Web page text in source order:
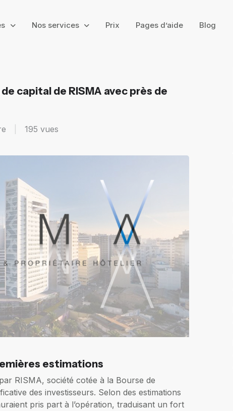
Nos services Prix Pages d’aide Blog
capital de RISMA avec près de
195 vues
estimations
RISMA, société cotée à la Bourse de
des investisseurs. Selon des estimations
pris part à l’opération, traduisant un fort